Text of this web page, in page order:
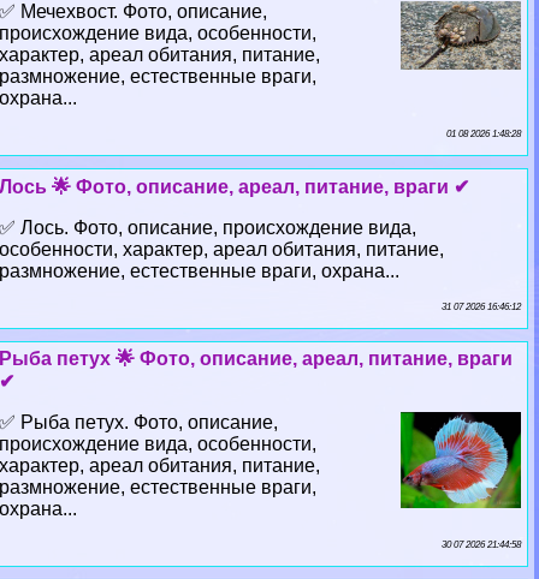
✅ Мечехвост. Фото, описание,
происхождение вида, особенности,
хаpaктер, ареал обитания, питание,
размножение, естественные враги,
охрана...
01 08 2026 1:48:28
Лось 🌟 Фото, описание, ареал, питание, враги ✔
✅ Лось. Фото, описание, происхождение вида,
особенности, хаpaктер, ареал обитания, питание,
размножение, естественные враги, охрана...
31 07 2026 16:46:12
Рыба пeтyx 🌟 Фото, описание, ареал, питание, враги
✔
✅ Рыба пeтyx. Фото, описание,
происхождение вида, особенности,
хаpaктер, ареал обитания, питание,
размножение, естественные враги,
охрана...
30 07 2026 21:44:58